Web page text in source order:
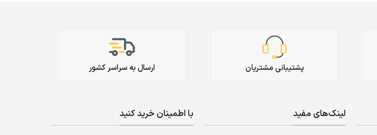
پشتیبانی مشتریان ارسال به سراسر کشور
لینک‌های مفید با اطمینان خرید کنید